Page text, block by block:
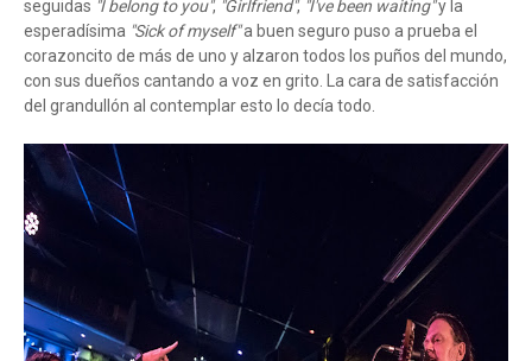
seguidas "I belong to you", "Girlfriend", "I've been waiting"y la
esperadísima "Sick of myself"a buen seguro puso a prueba el
corazoncito de más de uno y alzaron todos los puños del mundo,
con sus dueños cantando a voz en grito. La cara de satisfacción
del grandullón al contemplar esto lo decía todo.